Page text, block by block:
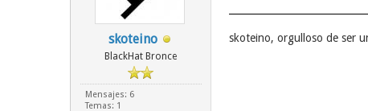
skoteino
BlackHat Bronce
Mensajes: 6
Temas: 1
skoteino, orgulloso de ser